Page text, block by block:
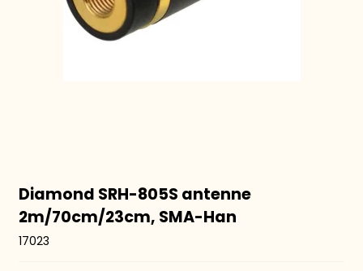
Diamond SRH-805S antenne
2m/70cm/23cm, SMA-Han
17023